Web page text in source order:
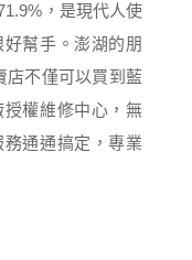
，是現代人使
幫手。澎湖的朋
店不僅可以買到藍
權維修中心，無
通通搞定，專業